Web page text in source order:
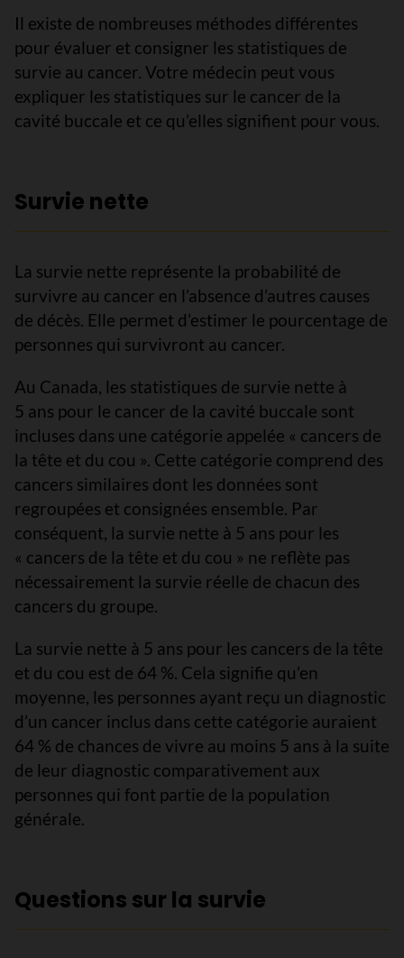
Il existe de nombreuses méthodes différentes
pour évaluer et consigner les statistiques de
survie au cancer. Votre médecin peut vous
expliquer les statistiques sur le cancer de la
cavité buccale et ce qu’elles signifient pour vous.
Survie nette
La survie nette représente la probabilité de
survivre au cancer en l’absence d’autres causes
de décès. Elle permet d’estimer le pourcentage de
personnes qui survivront au cancer.
Au Canada, les statistiques de survie nette à
5 ans pour le cancer de la cavité buccale sont
incluses dans une catégorie appelée « cancers de
la tête et du cou ». Cette catégorie comprend des
cancers similaires dont les données sont
regroupées et consignées ensemble. Par
conséquent, la survie nette à 5 ans pour les
« cancers de la tête et du cou » ne reflète pas
nécessairement la survie réelle de chacun des
cancers du groupe.
La survie nette à 5 ans pour les cancers de la tête
et du cou est de 64 %. Cela signifie qu’en
moyenne, les personnes ayant reçu un diagnostic
d’un cancer inclus dans cette catégorie auraient
64 % de chances de vivre au moins 5 ans à la suite
de leur diagnostic comparativement aux
personnes qui font partie de la population
générale.
Questions sur la survie